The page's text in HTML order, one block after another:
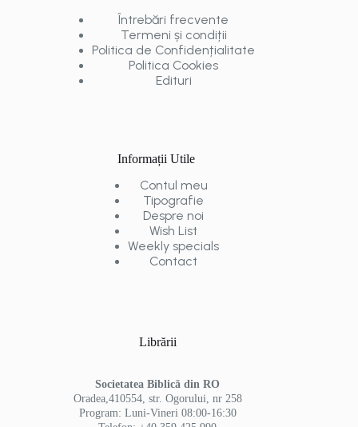
Întrebări frecvente
Termeni și condiții
Politica de Confidențialitate
Politica Cookies
Edituri
Informații Utile
Contul meu
Tipografie
Despre noi
Wish List
Weekly specials
Contact
Librării
Societatea Biblică din RO
Oradea,410554, str. Ogorului, nr 258
Program: Luni-Vineri 08:00-16:30